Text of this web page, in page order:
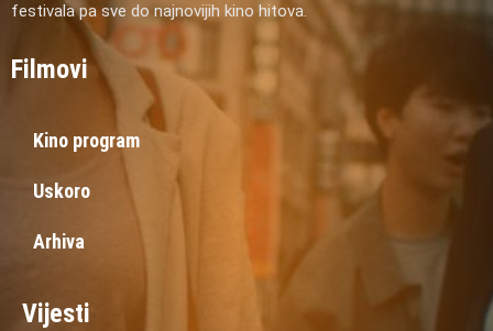
festivala pa sve do najnovijih kino hitova.
Filmovi
Kino program
Uskoro
Arhiva
Vijesti